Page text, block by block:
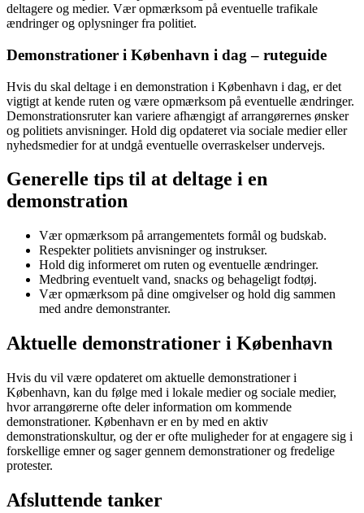
deltagere og medier. Vær opmærksom på eventuelle trafikale
ændringer og oplysninger fra politiet.
Demonstrationer i København i dag – ruteguide
Hvis du skal deltage i en demonstration i København i dag, er det
vigtigt at kende ruten og være opmærksom på eventuelle ændringer.
Demonstrationsruter kan variere afhængigt af arrangørernes ønsker
og politiets anvisninger. Hold dig opdateret via sociale medier eller
nyhedsmedier for at undgå eventuelle overraskelser undervejs.
Generelle tips til at deltage i en
demonstration
Vær opmærksom på arrangementets formål og budskab.
Respekter politiets anvisninger og instrukser.
Hold dig informeret om ruten og eventuelle ændringer.
Medbring eventuelt vand, snacks og behageligt fodtøj.
Vær opmærksom på dine omgivelser og hold dig sammen
med andre demonstranter.
Aktuelle demonstrationer i København
Hvis du vil være opdateret om aktuelle demonstrationer i
København, kan du følge med i lokale medier og sociale medier,
hvor arrangørerne ofte deler information om kommende
demonstrationer. København er en by med en aktiv
demonstrationskultur, og der er ofte muligheder for at engagere sig i
forskellige emner og sager gennem demonstrationer og fredelige
protester.
Afsluttende tanker